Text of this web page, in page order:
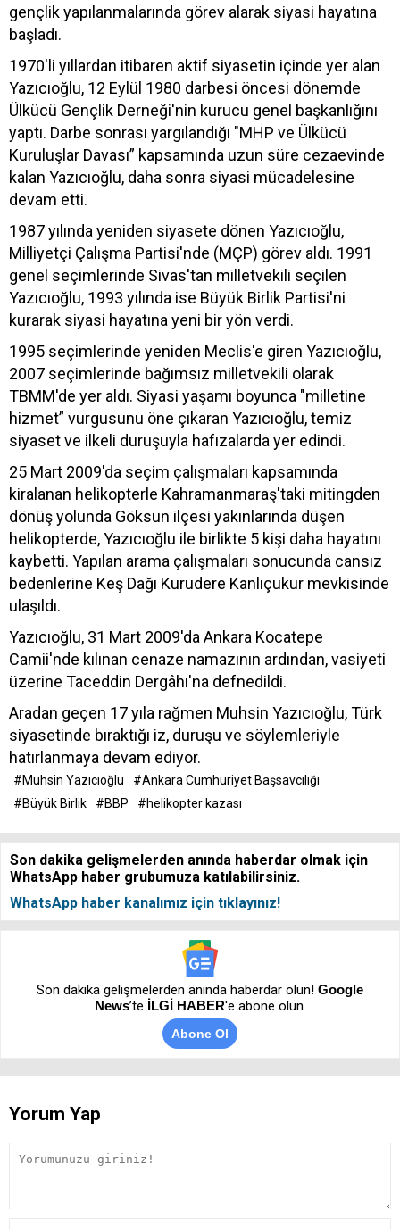
gençlik yapılanmalarında görev alarak siyasi hayatına
başladı.
1970'li yıllardan itibaren aktif siyasetin içinde yer alan
Yazıcıoğlu, 12 Eylül 1980 darbesi öncesi dönemde
Ülkücü Gençlik Derneği'nin kurucu genel başkanlığını
yaptı. Darbe sonrası yargılandığı "MHP ve Ülkücü
Kuruluşlar Davası” kapsamında uzun süre cezaevinde
kalan Yazıcıoğlu, daha sonra siyasi mücadelesine
devam etti.
1987 yılında yeniden siyasete dönen Yazıcıoğlu,
Milliyetçi Çalışma Partisi'nde (MÇP) görev aldı. 1991
genel seçimlerinde Sivas'tan milletvekili seçilen
Yazıcıoğlu, 1993 yılında ise Büyük Birlik Partisi'ni
kurarak siyasi hayatına yeni bir yön verdi.
1995 seçimlerinde yeniden Meclis'e giren Yazıcıoğlu,
2007 seçimlerinde bağımsız milletvekili olarak
TBMM'de yer aldı. Siyasi yaşamı boyunca "milletine
hizmet” vurgusunu öne çıkaran Yazıcıoğlu, temiz
siyaset ve ilkeli duruşuyla hafızalarda yer edindi.
25 Mart 2009'da seçim çalışmaları kapsamında
kiralanan helikopterle Kahramanmaraş'taki mitingden
dönüş yolunda Göksun ilçesi yakınlarında düşen
helikopterde, Yazıcıoğlu ile birlikte 5 kişi daha hayatını
kaybetti. Yapılan arama çalışmaları sonucunda cansız
bedenlerine Keş Dağı Kurudere Kanlıçukur mevkisinde
ulaşıldı.
Yazıcıoğlu, 31 Mart 2009'da Ankara Kocatepe
Camii'nde kılınan cenaze namazının ardından, vasiyeti
üzerine Taceddin Dergâhı'na defnedildi.
Aradan geçen 17 yıla rağmen Muhsin Yazıcıoğlu, Türk
siyasetinde bıraktığı iz, duruşu ve söylemleriyle
hatırlanmaya devam ediyor.
#Muhsin Yazıcıoğlu
#Ankara Cumhuriyet Başsavcılığı
#Büyük Birlik
#BBP #helikopter kazası
Son dakika gelişmelerden anında haberdar olmak için
WhatsApp haber grubumuza katılabilirsiniz.
WhatsApp haber kanalımız için tıklayınız!
Son dakika gelişmelerden anında haberdar olun! Google
News’te İLGİ HABER'e abone olun.
Abone Ol
Yorum Yap